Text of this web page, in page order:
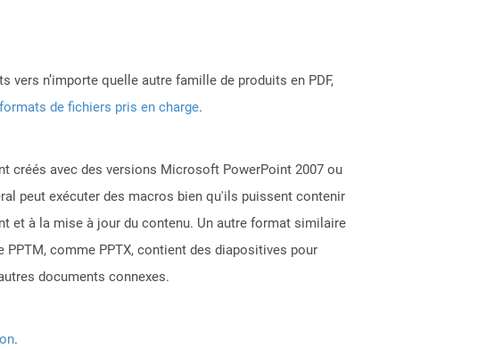
n’importe quelle autre famille de produits en PDF,
formats de fichiers pris en charge.
créés avec des versions Microsoft PowerPoint 2007 ou
peut exécuter des macros bien qu'ils puissent contenir
et à la mise à jour du contenu. Un autre format similaire
comme PPTX, contient des diapositives pour
documents connexes.
.